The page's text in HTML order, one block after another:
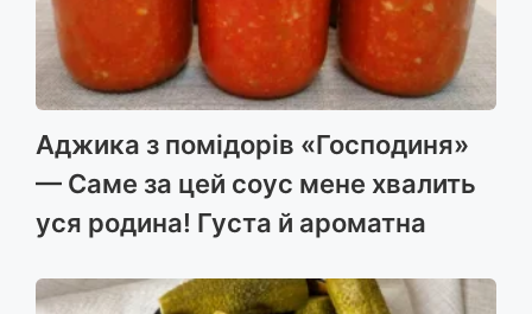
Аджика з помідорів «Господиня»
— Саме за цей соус мене хвалить
уся родина! Густа й ароматна